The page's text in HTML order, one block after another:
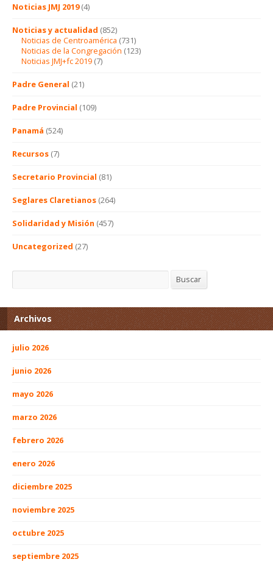
Noticias JMJ 2019(4)
Noticias y actualidad (852)
Noticias de Centroamérica (731)
Noticias de la Congregación (123)
Noticias JMJ+fc 2019 (7)
Padre General (21)
Padre Provincial (109)
Panamá (524)
Recursos (7)
Secretario Provincial (81)
Seglares Claretianos (264)
Solidaridad y Misión (457)
Uncategorized (27)
Buscar
Archivos
julio 2026
junio 2026
mayo 2026
marzo 2026
febrero 2026
enero 2026
diciembre 2025
noviembre 2025
octubre 2025
septiembre 2025